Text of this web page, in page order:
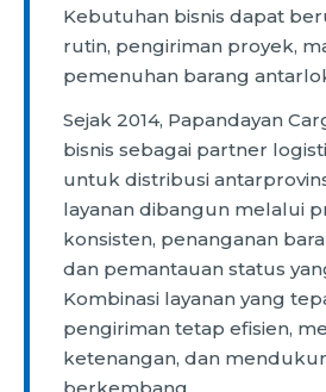
Kebutuhan bisnis dapat
rutin, pengiriman proyek,
pemenuhan barang
Sejak 2014, Papandayan
bisnis sebagai partner
untuk distribusi
layanan dibangun melalui
konsisten, penanganan
dan pemantauan status
Kombinasi layanan yang
pengiriman tetap efisien,
ketenangan, dan